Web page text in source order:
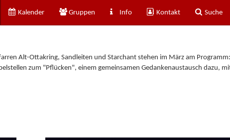
Kalender Gruppen Info Kontakt Suche
Alt-Ottakring, Sandleiten und Starchant stehen im März am
zum "Pflücken", einem gemeinsamen Gedankenaustausch dazu,